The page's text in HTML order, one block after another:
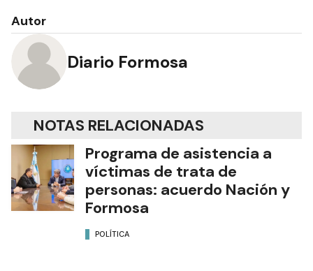
Autor
Diario Formosa
NOTAS RELACIONADAS
Programa de asistencia a
víctimas de trata de
personas: acuerdo Nación y
Formosa
POLÍTICA